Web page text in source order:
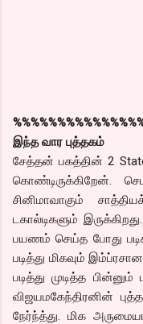
இந்த வார புத்தகம்
சேத்தன் பகத்தின் 2
கொண்டிருக்கிறேன்.
சினிமாவாகும்
டகால்டிகளும்
பயணம் செய்த போது
படித்து மிகவும்
படித்து முடித்த
விஜயமகேந்திரனின்
நேர்ந்த்து. மிக